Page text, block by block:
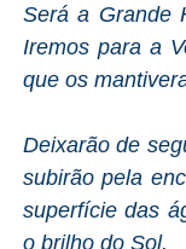
Será a Grande
Iremos para a
que os
Deixarão de
subirão pela
superfície das
o brilho do Sol.